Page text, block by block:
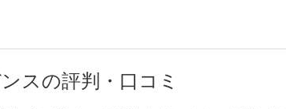
スの評判・口コミ